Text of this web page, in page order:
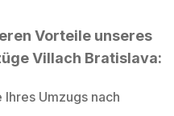
Vorteile unseres
Villach Bratislava:
Umzugs nach